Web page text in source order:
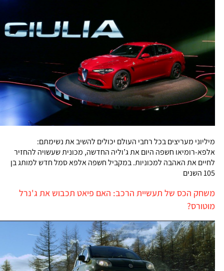
מיליוני מעריצים בכל רחבי העולם יכולים להשיב את נשימתם:
אלפא-רומיאו חשפה היום את ג’וליה החדשה, מכונית שעשויה להחזיר
לחיים את האהבה למכוניות. במקביל חשפה אלפא סמל חדש למותג בן
105 השנים
משחק הכס של תעשיית הרכב: האם פיאט תכבוש את ג'נרל
מוטורס?